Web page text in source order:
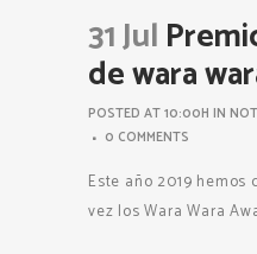
31 Jul
de wara
POSTED AT 10:00H IN
0 COMMENTS
Este año 2019 hemos
vez los Wara Wara